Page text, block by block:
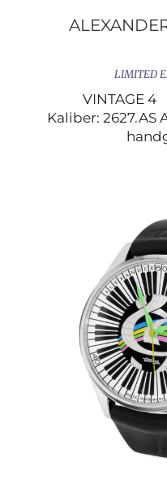
LIMITED
VINTAGE
Kaliber: